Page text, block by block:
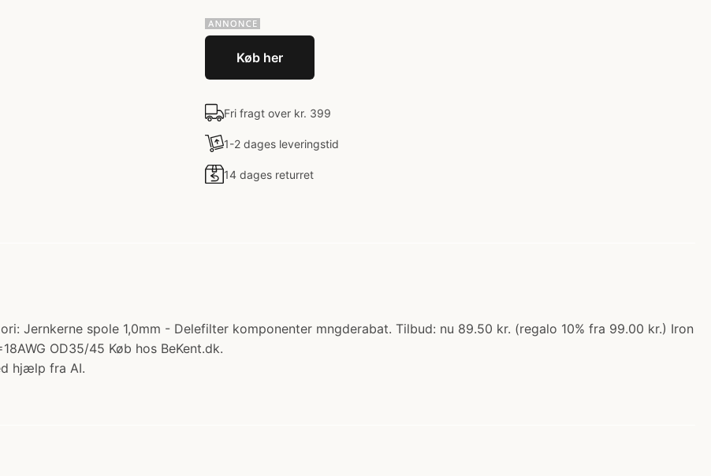
Køb her
Fri fragt over kr. 399
1-2 dages leveringstid
14 dages returret
Jernkerne spole 1,0mm - Delefilter komponenter mngderabat. Tilbud: nu 89.50 kr. (regalo 10% fra 99.00 kr.) Iron
OD35/45 Køb hos BeKent.dk.
hjælp fra AI.